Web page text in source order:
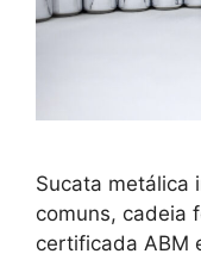
Sucata metálica
comuns, cadeia
certificada ABM